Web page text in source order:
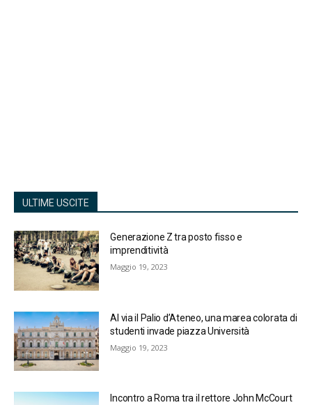
ULTIME USCITE
Generazione Z tra posto fisso e
imprenditività
Maggio 19, 2023
Al via il Palio d’Ateneo, una marea colorata di
studenti invade piazza Università
Maggio 19, 2023
Incontro a Roma tra il rettore John McCourt